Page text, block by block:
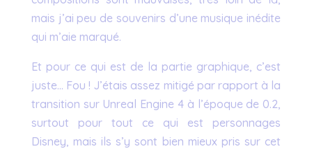
mais j’ai peu de souvenirs d’une musique inédite
qui m’aie marqué.
Et pour ce qui est de la partie graphique, c’est
juste… Fou ! J’étais assez mitigé par rapport à la
transition sur Unreal Engine 4 à l’époque de 0.2,
surtout pour tout ce qui est personnages
Disney, mais ils s’y sont bien mieux pris sur cet